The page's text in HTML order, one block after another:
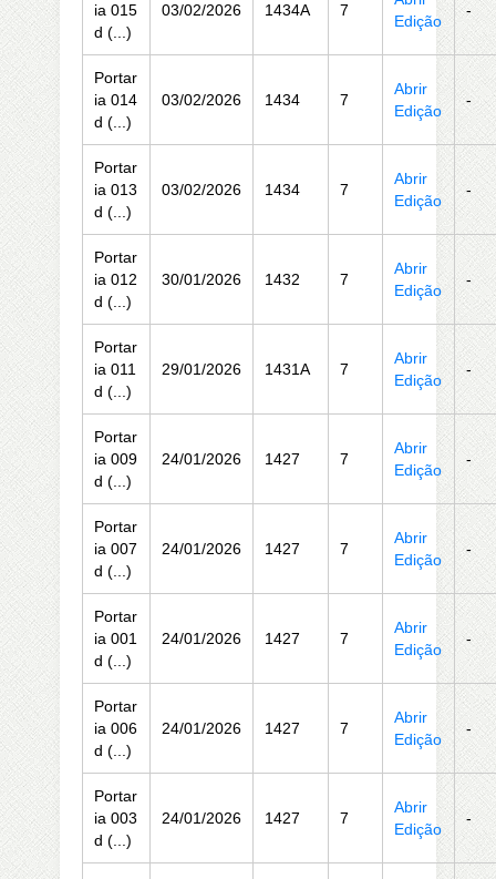
ia 015
d (...)
03/02/2026 1434A 7
Edição
-
Portar
ia 014
d (...)
03/02/2026 1434 7
Abrir
Edição
-
Portar
ia 013
d (...)
03/02/2026 1434 7
Abrir
Edição
-
Portar
ia 012
d (...)
30/01/2026 1432 7
Abrir
Edição
-
Portar
ia 011
d (...)
29/01/2026 1431A 7
Abrir
Edição
-
Portar
ia 009
d (...)
24/01/2026 1427 7
Abrir
Edição
-
Portar
ia 007
d (...)
24/01/2026 1427 7
Abrir
Edição
-
Portar
ia 001
d (...)
24/01/2026 1427 7
Abrir
Edição
-
Portar
ia 006
d (...)
24/01/2026 1427 7
Abrir
Edição
-
Portar
ia 003
d (...)
24/01/2026 1427 7
Abrir
Edição
-